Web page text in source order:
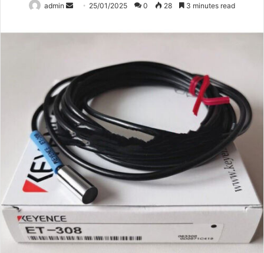
admin
Send
email
25/01/2025 0 28 3 minutes read